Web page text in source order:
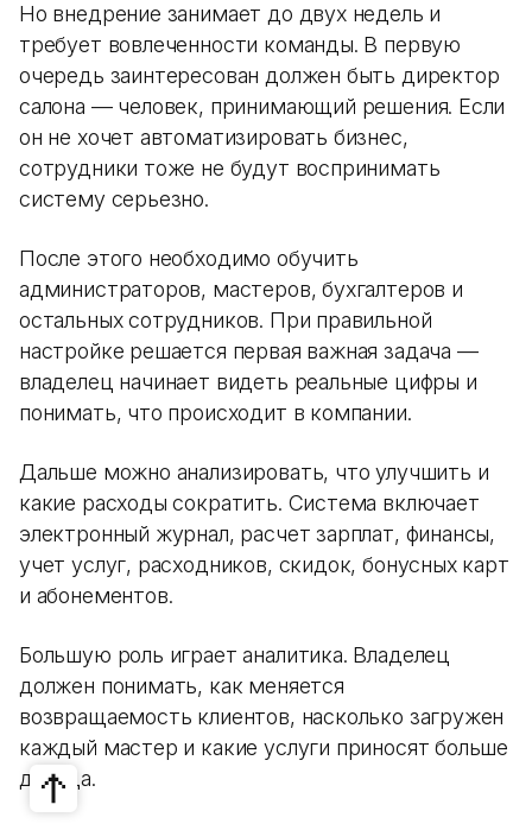
Но внедрение занимает до двух недель и
требует вовлеченности команды. В первую
очередь заинтересован должен быть директор
салона — человек, принимающий решения. Если
он не хочет автоматизировать бизнес,
сотрудники тоже не будут воспринимать
систему серьезно.
После этого необходимо обучить
администраторов, мастеров, бухгалтеров и
остальных сотрудников. При правильной
настройке решается первая важная задача —
владелец начинает видеть реальные цифры и
понимать, что происходит в компании.
Дальше можно анализировать, что улучшить и
какие расходы сократить. Система включает
электронный журнал, расчет зарплат, финансы,
учет услуг, расходников, скидок, бонусных карт
и абонементов.
Большую роль играет аналитика. Владелец
должен понимать, как меняется
возвращаемость клиентов, насколько загружен
каждый мастер и какие услуги приносят больше
дохода.